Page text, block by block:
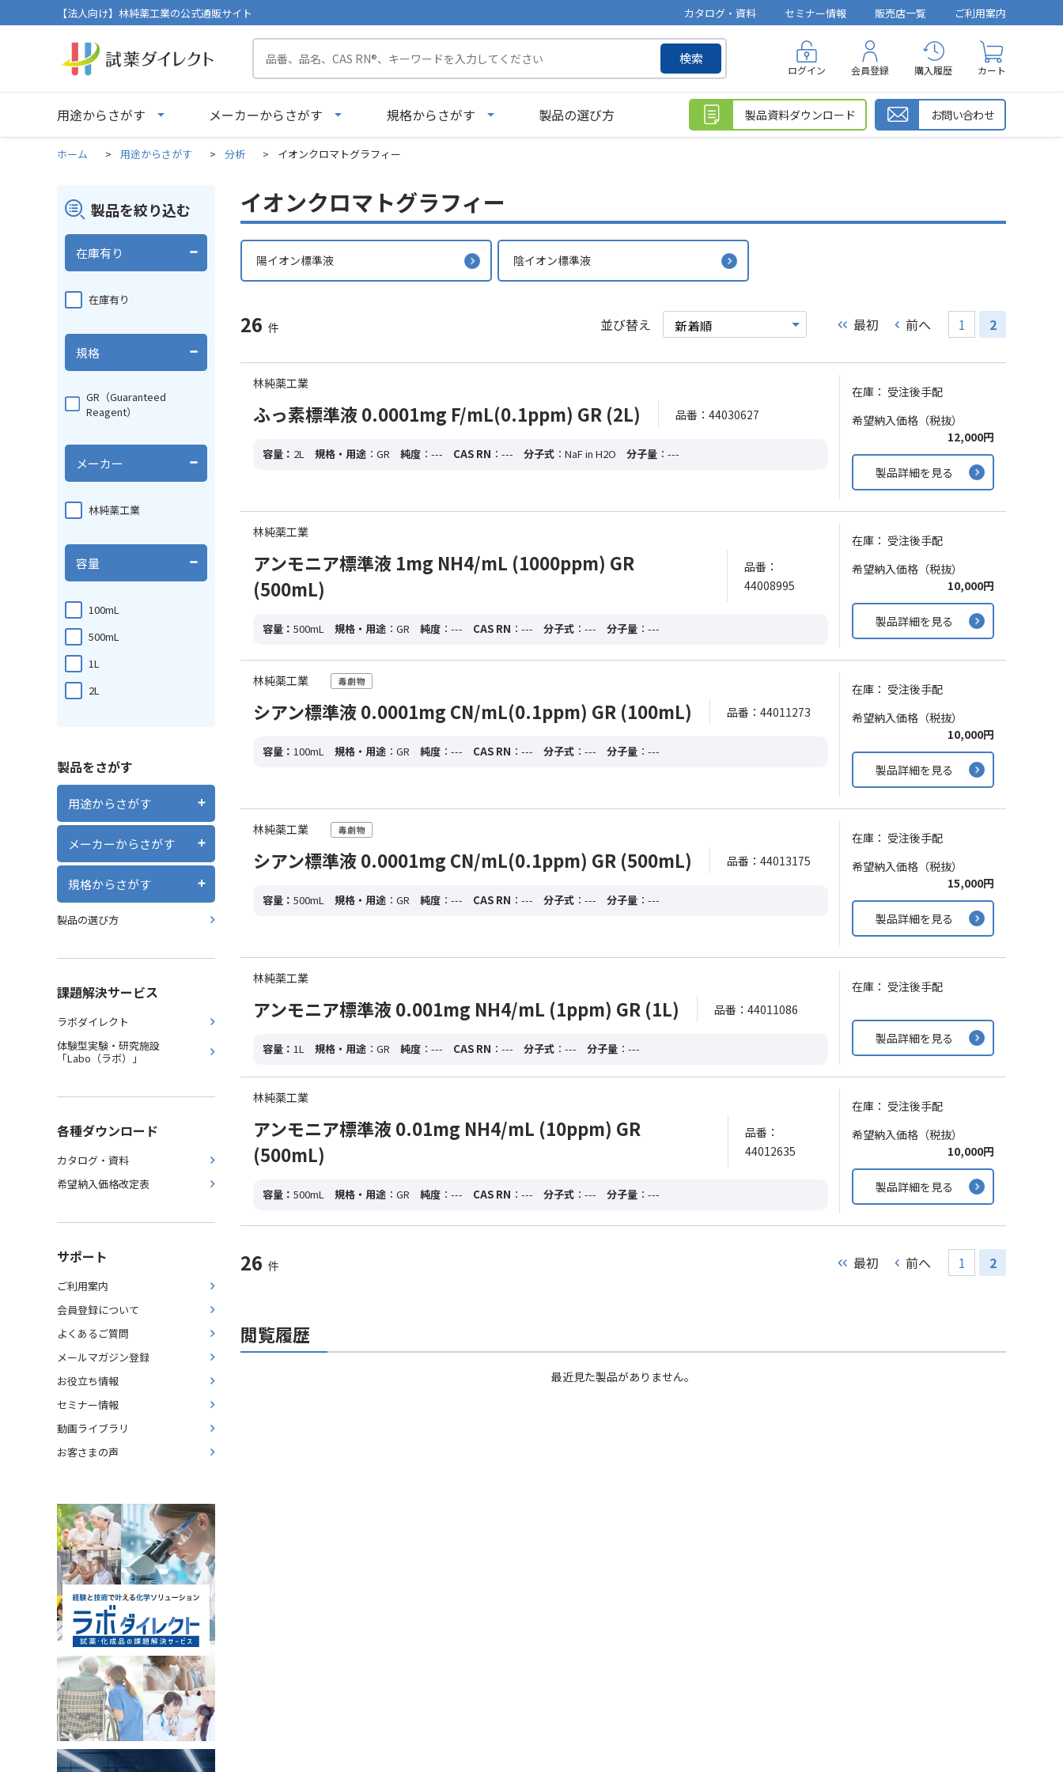
【法人向け】林純薬工業の公式通販サイト カタログ・資料 セミナー情報 販売店一覧 ご利用案内
検索
ログイン 会員登録 購入履歴 カート
用途からさがす メーカーからさがす 規格からさがす 製品の選び方 製品資料ダウンロード お問い合わせ
ホーム > 用途からさがす > 分析 > イオンクロマトグラフィー
製品を絞り込む
在庫有り
在庫有り
規格
GR（Guaranteed
Reagent）
メーカー
林純薬工業
容量
100mL
500mL
1L
2L
製品をさがす
用途からさがす
メーカーからさがす
規格からさがす
製品の選び方
課題解決サービス
ラボダイレクト
体験型実験・研究施設
「Labo（ラボ）」
各種ダウンロード
カタログ・資料
希望納入価格改定表
サポート
ご利用案内
会員登録について
よくあるご質問
メールマガジン登録
お役立ち情報
セミナー情報
動画ライブラリ
お客さまの声
イオンクロマトグラフィー
陽イオン標準液 陰イオン標準液
26 件 並び替え 最初 前へ 1 2
林純薬工業
ふっ素標準液 0.0001mg F/mL(0.1ppm) GR (2L) 品番：44030627
容量： 2L 規格・用途 ：GR 純度 ：--- CAS RN ：--- 分子式 ：NaF in H2O 分子量 ：---
在庫： 受注後手配
希望納入価格（税抜）
12,000円
製品詳細を見る
林純薬工業
アンモニア標準液 1mg NH4/mL (1000ppm) GR
(500mL)
品番：
44008995
容量： 500mL 規格・用途 ：GR 純度 ：--- CAS RN ：--- 分子式 ：--- 分子量 ：---
在庫： 受注後手配
希望納入価格（税抜）
10,000円
製品詳細を見る
林純薬工業
シアン標準液 0.0001mg CN/mL(0.1ppm) GR (100mL) 品番：44011273
容量： 100mL 規格・用途 ：GR 純度 ：--- CAS RN ：--- 分子式 ：--- 分子量 ：---
在庫： 受注後手配
希望納入価格（税抜）
10,000円
製品詳細を見る
林純薬工業
シアン標準液 0.0001mg CN/mL(0.1ppm) GR (500mL) 品番：44013175
容量： 500mL 規格・用途 ：GR 純度 ：--- CAS RN ：--- 分子式 ：--- 分子量 ：---
在庫： 受注後手配
希望納入価格（税抜）
15,000円
製品詳細を見る
林純薬工業
アンモニア標準液 0.001mg NH4/mL (1ppm) GR (1L) 品番：44011086
容量： 1L 規格・用途 ：GR 純度 ：--- CAS RN ：--- 分子式 ：--- 分子量 ：---
在庫： 受注後手配
製品詳細を見る
林純薬工業
アンモニア標準液 0.01mg NH4/mL (10ppm) GR
(500mL)
品番：
44012635
容量： 500mL 規格・用途 ：GR 純度 ：--- CAS RN ：--- 分子式 ：--- 分子量 ：---
在庫： 受注後手配
希望納入価格（税抜）
10,000円
製品詳細を見る
26 件 最初 前へ 1 2
閲覧履歴
最近見た製品がありません。